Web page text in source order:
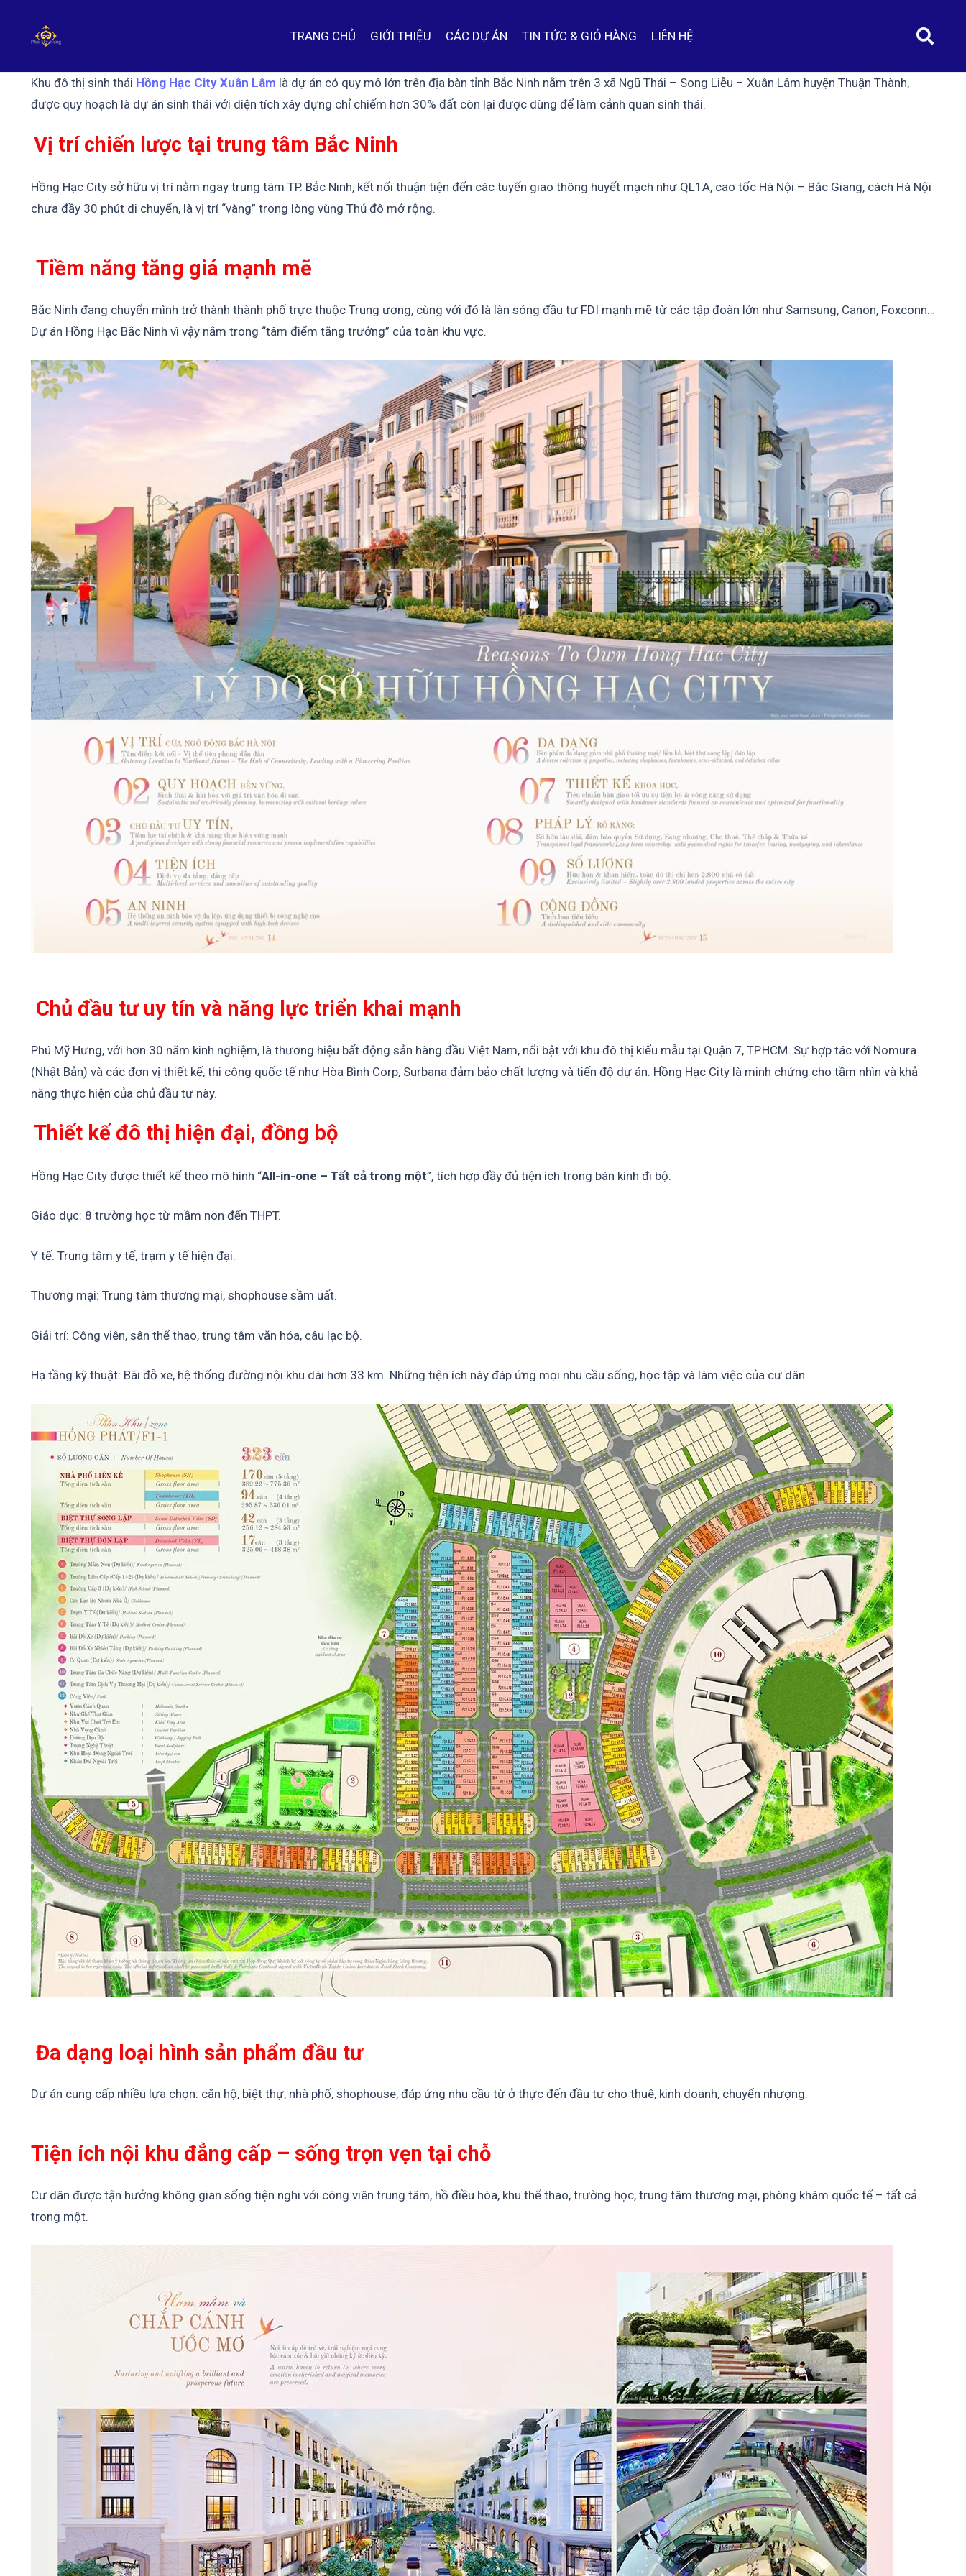
TRANG CHỦ GIỚI THIỆU CÁC DỰ ÁN TIN TỨC & GIỎ HÀNG LIÊN HỆ
Khu đô thị sinh thái Hồng Hạc City Xuân Lâm là dự án có quy mô lớn trên địa bàn tỉnh Bắc Ninh nằm trên 3 xã Ngũ Thái – Song Liễu – Xuân Lâm huyện Thuận Thành,
được quy hoạch là dự án sinh thái với diện tích xây dựng chỉ chiếm hơn 30% đất còn lại được dùng để làm cảnh quan sinh thái.
Vị trí chiến lược tại trung tâm Bắc Ninh
Hồng Hạc City sở hữu vị trí nằm ngay trung tâm TP. Bắc Ninh, kết nối thuận tiện đến các tuyến giao thông huyết mạch như QL1A, cao tốc Hà Nội – Bắc Giang, cách Hà Nội
chưa đầy 30 phút di chuyển, là vị trí “vàng” trong lòng vùng Thủ đô mở rộng.
Tiềm năng tăng giá mạnh mẽ
Bắc Ninh đang chuyển mình trở thành thành phố trực thuộc Trung ương, cùng với đó là làn sóng đầu tư FDI mạnh mẽ từ các tập đoàn lớn như Samsung, Canon, Foxconn…
Dự án Hồng Hạc Bắc Ninh vì vậy nằm trong “tâm điểm tăng trưởng” của toàn khu vực.
Chủ đầu tư uy tín và năng lực triển khai mạnh
Phú Mỹ Hưng, với hơn 30 năm kinh nghiệm, là thương hiệu bất động sản hàng đầu Việt Nam, nổi bật với khu đô thị kiểu mẫu tại Quận 7, TP.HCM. Sự hợp tác với Nomura
(Nhật Bản) và các đơn vị thiết kế, thi công quốc tế như Hòa Bình Corp, Surbana đảm bảo chất lượng và tiến độ dự án. Hồng Hạc City là minh chứng cho tầm nhìn và khả
năng thực hiện của chủ đầu tư này.
Thiết kế đô thị hiện đại, đồng bộ
Hồng Hạc City được thiết kế theo mô hình “All-in-one – Tất cả trong một”, tích hợp đầy đủ tiện ích trong bán kính đi bộ:
Giáo dục: 8 trường học từ mầm non đến THPT.
Y tế: Trung tâm y tế, trạm y tế hiện đại.
Thương mại: Trung tâm thương mại, shophouse sầm uất.
Giải trí: Công viên, sân thể thao, trung tâm văn hóa, câu lạc bộ.
Hạ tầng kỹ thuật: Bãi đỗ xe, hệ thống đường nội khu dài hơn 33 km. Những tiện ích này đáp ứng mọi nhu cầu sống, học tập và làm việc của cư dân.
Đa dạng loại hình sản phẩm đầu tư
Dự án cung cấp nhiều lựa chọn: căn hộ, biệt thự, nhà phố, shophouse, đáp ứng nhu cầu từ ở thực đến đầu tư cho thuê, kinh doanh, chuyển nhượng.
Tiện ích nội khu đẳng cấp – sống trọn vẹn tại chỗ
Cư dân được tận hưởng không gian sống tiện nghi với công viên trung tâm, hồ điều hòa, khu thể thao, trường học, trung tâm thương mại, phòng khám quốc tế – tất cả
trong một.